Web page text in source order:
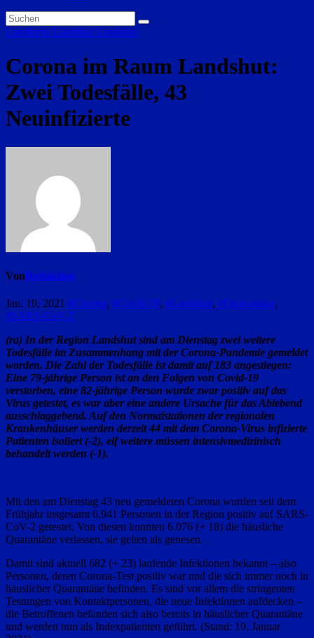
Landkreis Landshut Landshut
Corona im Raum Landshut:
Zwei Todesfälle, 43
Neuinfizierte
VonRedaktion
Jan. 19, 2021 #Corona, #Covid-19, #Landshut, #Quarantäne,
#SARS-CoV-2
(ra) In der Region Landshut sind am Dienstag zwei weitere
Todesfälle im Zusammenhang mit der Corona-Pandemie gemeldet
worden. Die Zahl der Todesfälle ist damit auf 183 angestiegen:
Eine 79-jährige Person ist an den Folgen von Covid-19
verstorben, eine 82-jährige Person wurde zwar positiv auf das
Virus getestet, es war aber eine andere Ursache für das Ablebend
ausschlaggebend. Auf den Normalstationen der regionalen
Krankenhäuser werden derzeit 44 mit dem Corona-Virus infizierte
Patienten isoliert (-2), elf weitere müssen intensivmedizinisch
behandelt werden (-1).
Mit den am Dienstag 43 neu gemeldeten Corona wurden seit dem
Frühjahr insgesamt 6.941 Personen in der Region positiv auf SARS-
CoV-2 getestet. Von diesen konnten 6.076 (+ 18) die häusliche
Quarantäne verlassen, sie gelten als genesen.
Damit sind aktuell 682 (+ 23) laufende Infektionen bekannt – also
Personen, deren Corona-Test positiv war und die sich immer noch in
häuslicher Quarantäne befinden. Es sind vor allem die stringenten
Testungen von Kontaktpersonen, die neue Infektionen aufdecken –
die Betroffenen befanden sich also bereits in häuslicher Quarantäne
und werden nun als Indexpatienten geführt. (Stand: 19. Januar